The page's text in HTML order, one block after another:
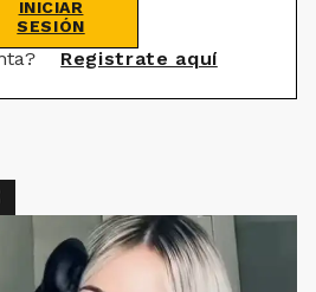
INICIAR
SESIÓN
Registrate aquí